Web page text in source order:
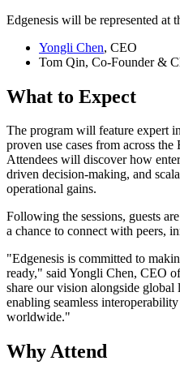
Edgenesis will be represented at
Yongli Chen, CEO
Tom Qin, Co-Founder &
What to Expect
The program will feature expert
proven use cases from across
Attendees will discover how
driven decision-making, and
operational gains.
Following the sessions, guests
a chance to connect with peers,
"Edgenesis is committed to
ready," said Yongli Chen, CEO
share our vision alongside global
enabling seamless
worldwide."
Why Attend